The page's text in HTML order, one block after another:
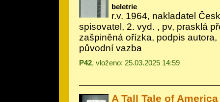
beletrie
r.v. 1964, nakladatel
spisovatel, 2. vyd. , pv, prasklá
zašpiněná ořízka, podpis autora,
původní vazba
P42, vloženo: 25.03.2025 14:59
A Tall Tale of